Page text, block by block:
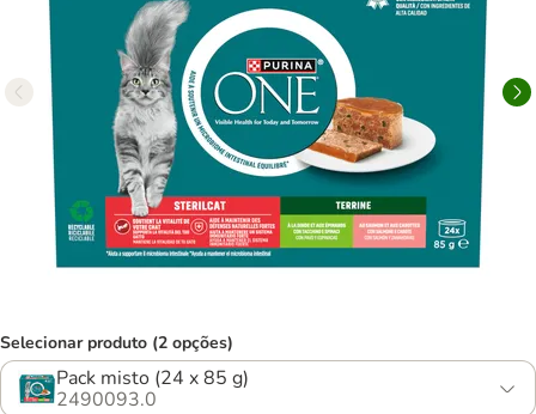
Selecionar produto (2 opções)
Pack misto (24 x 85 g)
2490093.0